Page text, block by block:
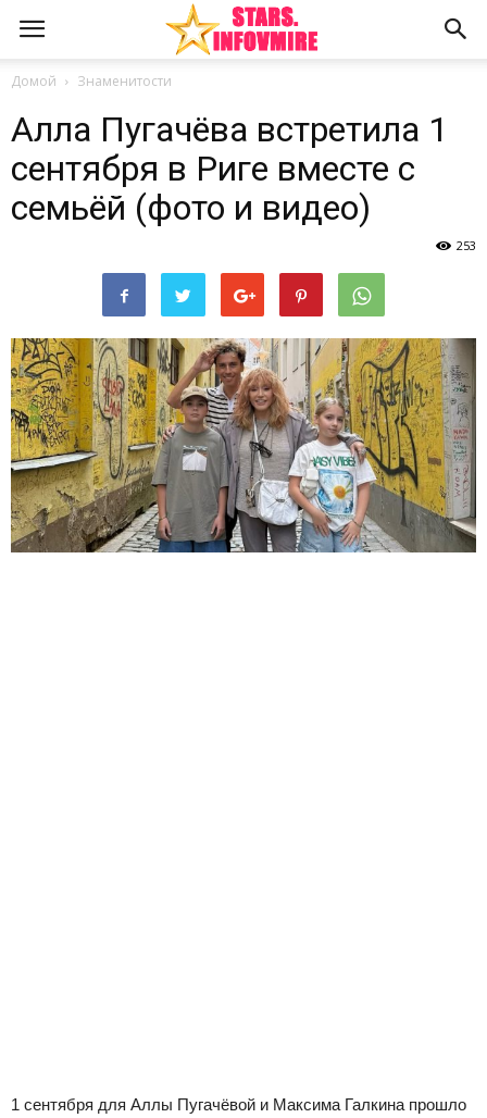
Домой Знаменитости
Алла Пугачёва встретила 1
сентября в Риге вместе с
семьёй (фото и видео)
253
1 сентября для Аллы Пугачёвой и Максима Галкина прошло